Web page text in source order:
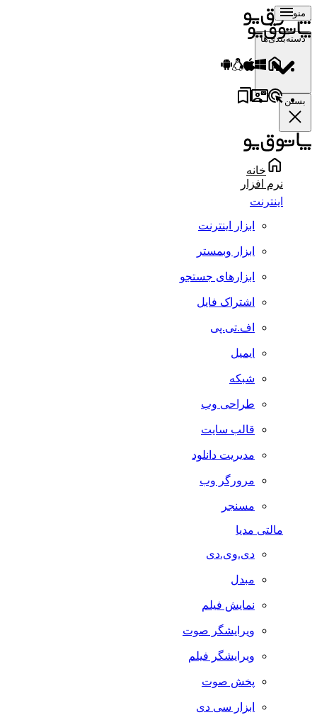
منو
دسته‌بندی‌ها
بستن
خانه
نرم افزار
اینترنت
ابزار اینترنت
ابزار وبمستر
ابزارهای جستجو
اشتراک فایل
اف.تی.پی
ایمیل
شبکه
طراحی وب
قالب سایت
مدیریت دانلود
مرورگر وب
مسنجر
مالتی مدیا
دی.وی.دی
مبدل
نمایش فیلم
ویرایشگر صوت
ویرایشگر فیلم
پخش صوت
ابزار سی دی